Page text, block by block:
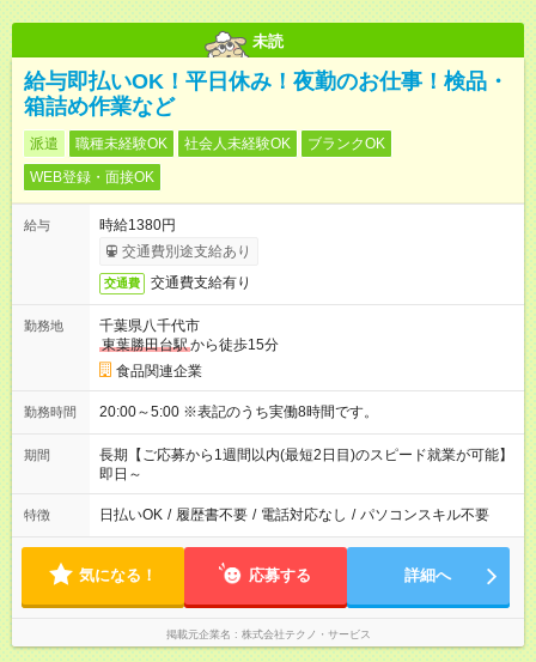
未読
給与即払いOK！平日休み！夜勤のお仕事！検品・
箱詰め作業など
派遣 職種未経験OK 社会人未経験OK
ブランクOK
WEB登録・面接OK
給与
時給1380円
交通費別途支給あり
交通費 交通費支給有り
勤務地
千葉県八千代市
東葉勝田台駅から徒歩15分
食品関連企業
勤務時間 20:00～5:00 ※表記のうち実働8時間です。
期間
長期【ご応募から1週間以内(最短2日目)のスピード就業が可能】
即日～
特徴 日払いOK / 履歴書不要 / 電話対応なし / パソコンスキル不要
気になる！ 応募する 詳細へ
掲載元企業名 株式会社テクノ・サービス